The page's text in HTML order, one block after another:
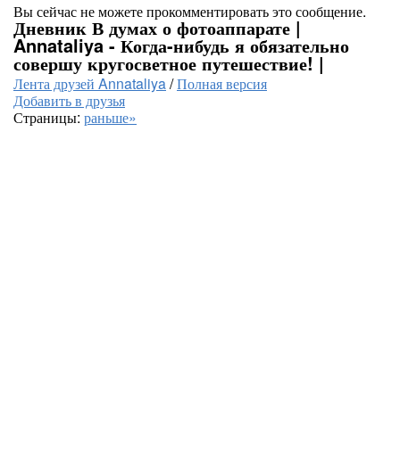
Вы сейчас не можете прокомментировать это сообщение.
Дневник В думах о фотоаппарате |
Annataliya - Когда-нибудь я обязательно
совершу кругосветное путешествие! |
Лента друзей Annataliya/Полная версия
Добавить в друзья
Страницы: раньше»